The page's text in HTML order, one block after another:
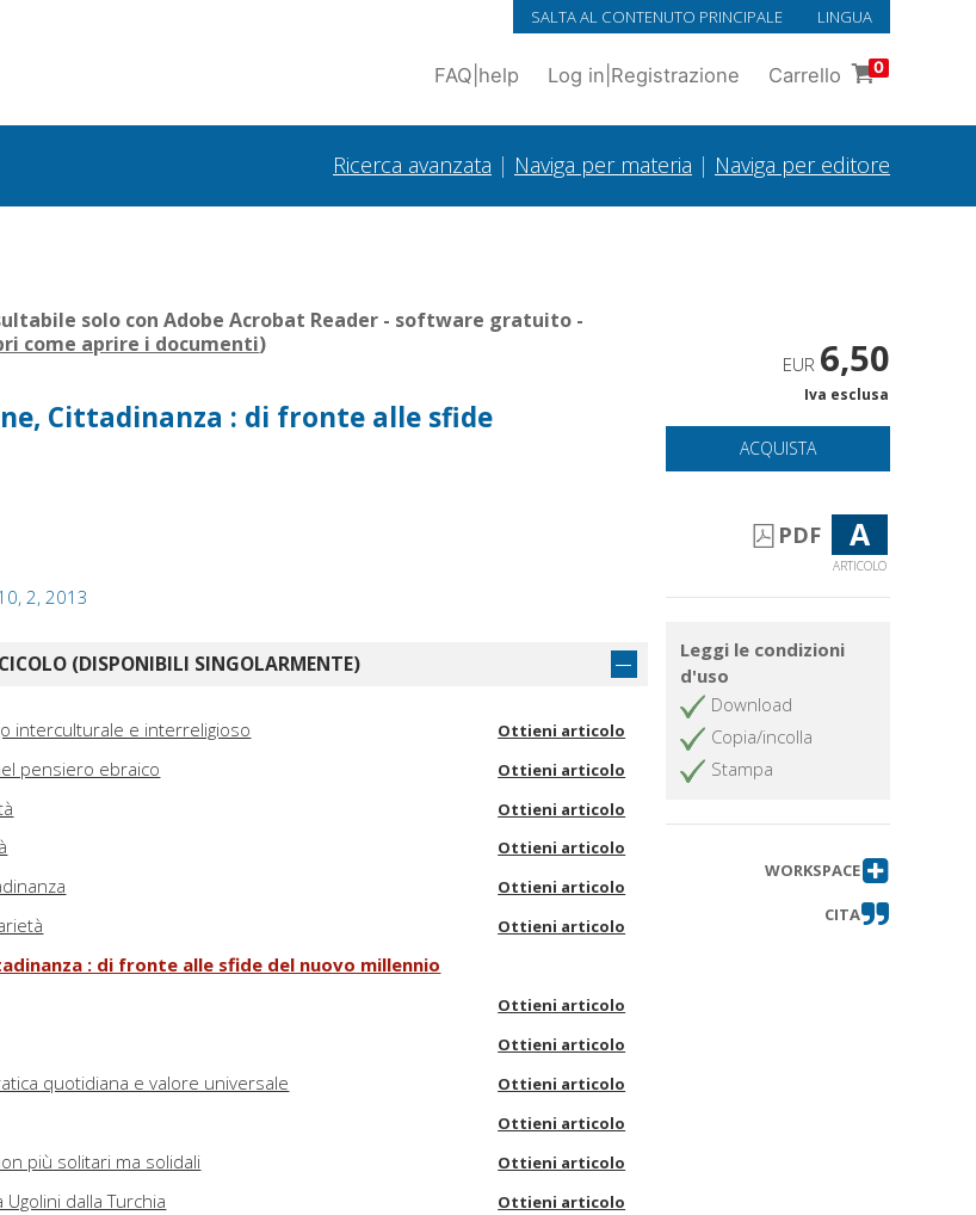
SALTA AL CONTENUTO PRINCIPALE LINGUA
FAQ help Log in Registrazione Carrello 0
Ricerca avanzata | Naviga per materia | Naviga per editore
solo con Adobe Acrobat Reader - software gratuito -
come aprire i documenti)
Cittadinanza : di fronte alle sfide
2, 2013
(DISPONIBILI SINGOLARMENTE)
interculturale e interreligioso Ottieni articolo
pensiero ebraico Ottieni articolo
Ottieni articolo
Ottieni articolo
Ottieni articolo
Ottieni articolo
: di fronte alle sfide del nuovo millennio
Ottieni articolo
Ottieni articolo
quotidiana e valore universale Ottieni articolo
Ottieni articolo
più solitari ma solidali Ottieni articolo
dalla Turchia Ottieni articolo
EUR 6,50
Iva esclusa
ACQUISTA
PDF A
ARTICOLO
Leggi le condizioni
d'uso
Download
Copia/incolla
Stampa
WORKSPACE
CITA